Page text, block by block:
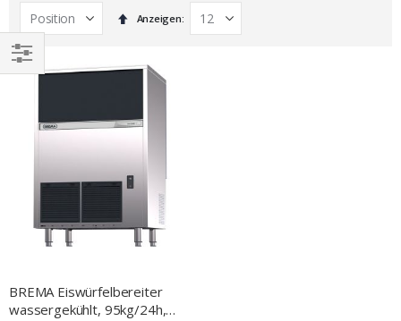
In
absteigender
Anzeigen
BREMA Eiswürfelbereiter
wassergekühlt, 95kg/24h,
EINKAUFEN